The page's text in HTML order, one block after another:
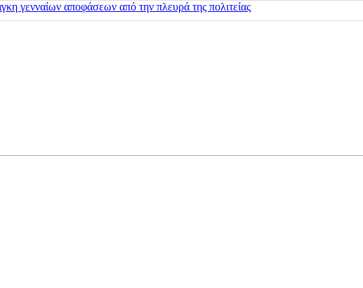
γενναίων αποφάσεων από την πλευρά της πολιτείας